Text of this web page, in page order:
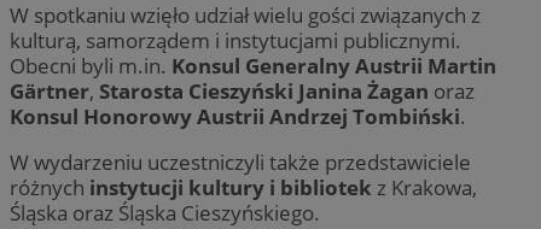
W spotkaniu wzięło udział wielu gości związanych z
kulturą, samorządem i instytucjami publicznymi.
Obecni byli m.in. Konsul Generalny Austrii Martin
Gärtner, Starosta Cieszyński Janina Żagan oraz
Konsul Honorowy Austrii Andrzej Tombiński.
W wydarzeniu uczestniczyli także przedstawiciele
różnych instytucji kultury i bibliotek z Krakowa,
Śląska oraz Śląska Cieszyńskiego.